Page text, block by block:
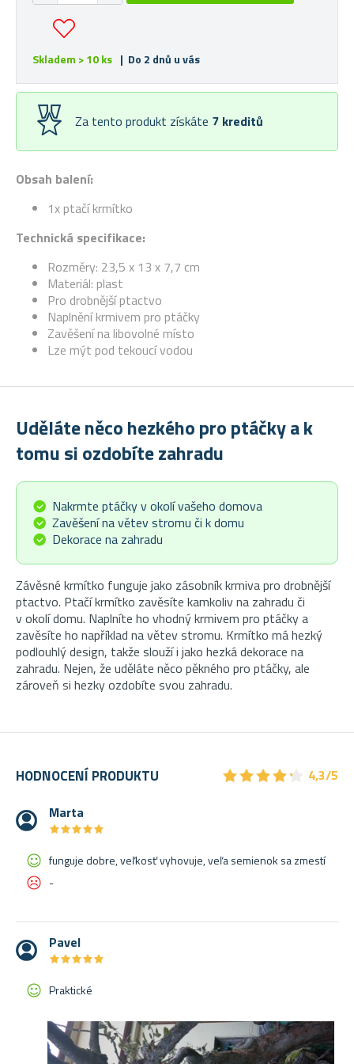
Obsah balení:
1x ptačí krmítko
Technická specifikace:
Rozměry: 23,5 x 13 x 7,7 cm
Materiál: plast
Pro drobnější ptactvo
Naplnění krmivem pro ptáčky
Zavěšení na libovolné místo
Lze mýt pod tekoucí vodou
Skladem > 10 ks | Do 2 dnů u vás
Za tento produkt získáte 7 kreditů
Uděláte něco hezkého pro ptáčky a k
tomu si ozdobíte zahradu
Nakrmte ptáčky v okolí vašeho domova
Zavěšení na větev stromu či k domu
Dekorace na zahradu
Závěsné krmítko funguje jako zásobník krmiva pro drobnější
ptactvo. Ptačí krmítko zavěsíte kamkoliv na zahradu či
v okolí domu. Naplníte ho vhodný krmivem pro ptáčky a
zavěsíte ho například na větev stromu. Krmítko má hezký
podlouhlý design, takže slouží i jako hezká dekorace na
zahradu. Nejen, že uděláte něco pěkného pro ptáčky, ale
zároveň si hezky ozdobíte svou zahradu.
HODNOCENÍ PRODUKTU ★★★★★
★★★★★
4,3/5
Marta
★★★★★
★★★★★
funguje dobre, veľkosť vyhovuje, veľa semienok sa zmestí
-
Pavel
★★★★★
★★★★★
Praktické